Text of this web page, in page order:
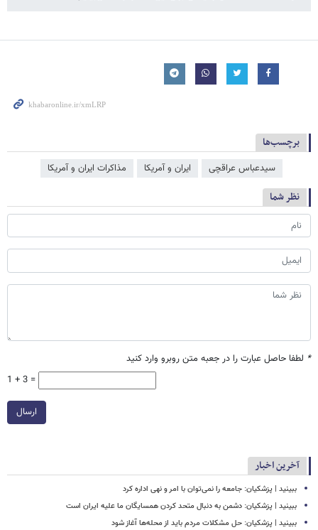
برچسب‌ها
سیدعباس عراقچی ایران و آمریکا مذاکرات ایران و آمریکا
نظر شما
* لطفا حاصل عبارت را در جعبه متن روبرو وارد کنید
1 + 3 =
ارسال
آخرین اخبار
ببینید | پزشکیان: جامعه را نمی‌توان با امر و نهی اداره کرد
ببینید | پزشکیان: دشمن به دنبال متحد کردن همسایگان ما علیه ایران است
ببینید | پزشکیان: حل مشکلات مردم باید از محله‌ها آغاز شود